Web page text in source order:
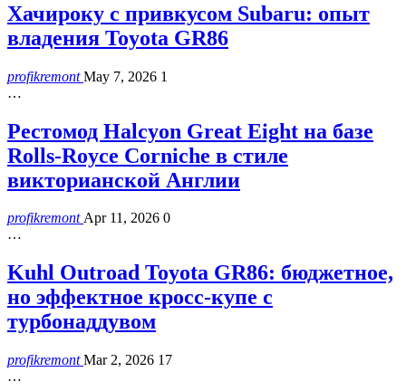
Хачироку с привкусом Subaru: опыт
владения Toyota GR86
profikremontMay 7, 2026 1
…
Рестомод Halcyon Great Eight на базе
Rolls-Royce Corniche в стиле
викторианской Англии
profikremontApr 11, 2026 0
…
Kuhl Outroad Toyota GR86: бюджетное,
но эффектное кросс-купе с
турбонаддувом
profikremontMar 2, 2026 17
…